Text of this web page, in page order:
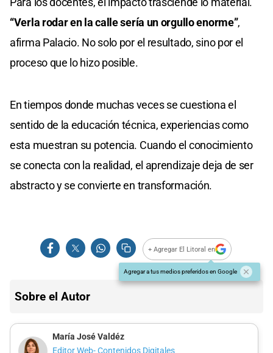
“Verla rodar en la calle sería un orgullo enorme”,
afirma Palacio. No solo por el resultado, sino por el
proceso que lo hizo posible.
En tiempos donde muchas veces se cuestiona el
sentido de la educación técnica, experiencias como
esta muestran su potencia. Cuando el conocimiento
se conecta con la realidad, el aprendizaje deja de ser
abstracto y se convierte en transformación.
+ Agregar El Litoral en
Agregar a tus medios preferidos en Google
Sobre el Autor
María José Valdéz